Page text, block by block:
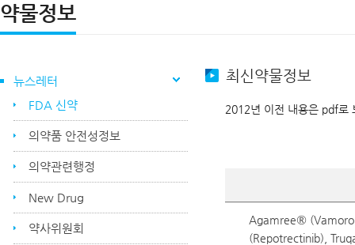
약물정보
뉴스레터
FDA 신약
의약품 안전성정보
의약관련행정
New Drug
약사위원회
최신약물정보
2012년 이전 내용은 pdf로
Agamree®
(Repotrectinib),